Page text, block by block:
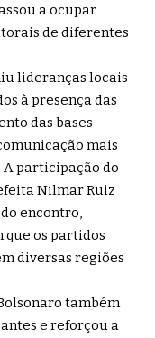
a ocupar
de diferentes
lideranças locais
à presença das
das bases
mais
participação do
Nilmar Ruiz
encontro,
que os partidos
diversas regiões
também
e reforçou a